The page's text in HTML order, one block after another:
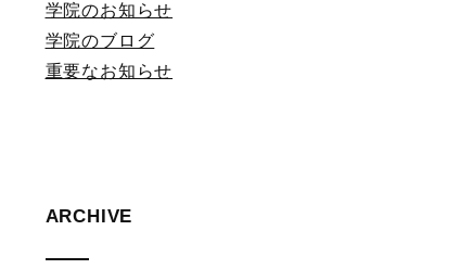
学院のお知らせ
学院のブログ
重要なお知らせ
ARCHIVE